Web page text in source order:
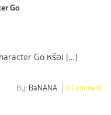
Go
Go หรือเ […]
By: BaNANA 0 Comment